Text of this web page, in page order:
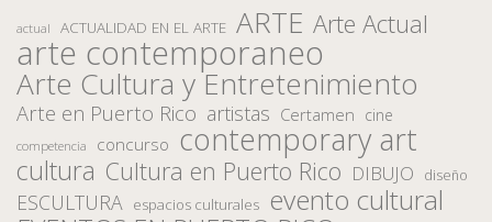
actual ACTUALIDAD EN EL ARTE ARTE Arte Actual
arte contemporaneo
Arte Cultura y Entretenimiento
Arte en Puerto Rico artistas Certamen cine
competencia concurso contemporary art
cultura Cultura en Puerto Rico DIBUJO diseño
ESCULTURA espacios culturales evento cultural